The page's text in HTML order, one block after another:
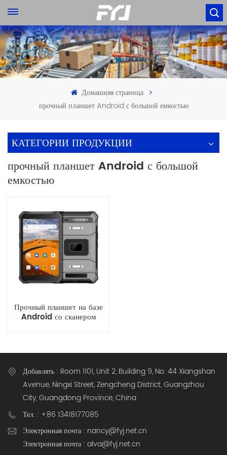
Домашняя страница
прочный планшет Android с большой емкостью
КАТЕГОРИИ ПРОДУКЦИИ
прочный планшет Android с большой
емкостью
Прочный планшет на базе
Android со сканером
Добавлять : Room 1101, Unit 2, Building 9, No. 44 Xiangshan
Avenue, Ningxi Street, Zengcheng District, Guangzhou
City, Guangdong Province, China
Тел. : +86 13418177085
Электронная почта : nancy@fyj.net.cn
Электронная почта : alva@fyj.net.cn